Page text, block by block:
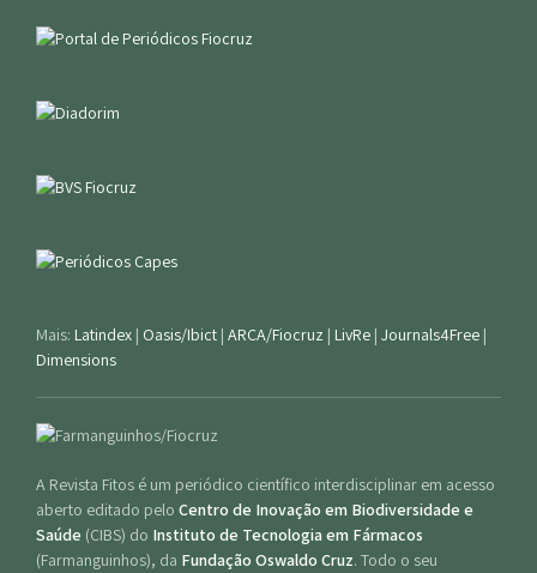
Mais: Latindex | Oasis/Ibict | ARCA/Fiocruz | LivRe | Journals4Free |
Dimensions
A Revista Fitos é um periódico científico interdisciplinar em acesso
aberto editado pelo Centro de Inovação em Biodiversidade e
Saúde (CIBS) do Instituto de Tecnologia em Fármacos
(Farmanguinhos), da Fundação Oswaldo Cruz. Todo o seu